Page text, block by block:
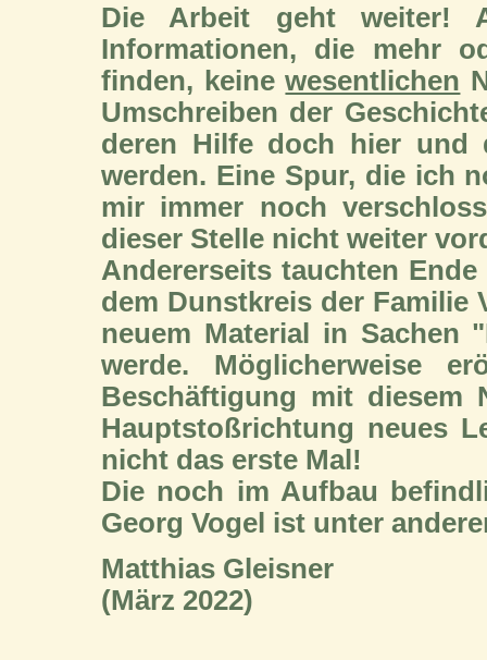
Die Arbeit geht weiter!
Informationen, die mehr
finden, keinewesentlichen
Umschreiben der
deren Hilfe doch hier und
werden. Eine Spur, die ich
mir immer noch
dieser Stelle nicht weiter
Andererseits tauchten
dem Dunstkreis der Familie
neuem Material in Sachen
werde. Möglicherweise
Beschäftigung mit diesem
Hauptstoßrichtung neues
nicht das erste Mal!
Die noch im Aufbau
Georg Vogel ist unter
Matthias Gleisner
(März 2022)